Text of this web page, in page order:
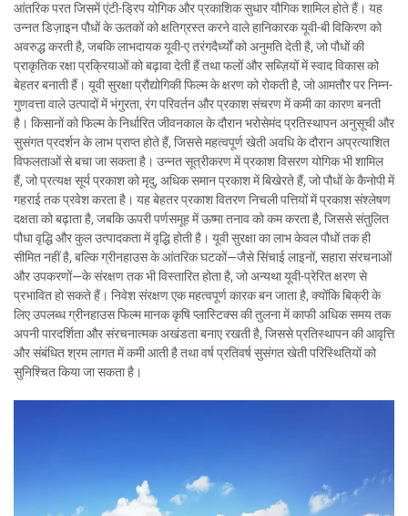
आंतरिक परत जिसमें एंटी-ड्रिप योगिक और प्रकाशिक सुधार यौगिक शामिल होते हैं। यह
उन्नत डिज़ाइन पौधों के ऊतकों को क्षतिग्रस्त करने वाले हानिकारक यूवी-बी विकिरण को
अवरुद्ध करती है, जबकि लाभदायक यूवी-ए तरंगदैर्ध्यों को अनुमति देती है, जो पौधों की
प्राकृतिक रक्षा प्रक्रियाओं को बढ़ावा देती हैं तथा फलों और सब्ज़ियों में स्वाद विकास को
बेहतर बनाती हैं। यूवी सुरक्षा प्रौद्योगिकी फिल्म के क्षरण को रोकती है, जो आमतौर पर निम्न-
गुणवत्ता वाले उत्पादों में भंगुरता, रंग परिवर्तन और प्रकाश संचरण में कमी का कारण बनती
है। किसानों को फिल्म के निर्धारित जीवनकाल के दौरान भरोसेमंद प्रतिस्थापन अनुसूची और
सुसंगत प्रदर्शन के लाभ प्राप्त होते हैं, जिससे महत्वपूर्ण खेती अवधि के दौरान अप्रत्याशित
विफलताओं से बचा जा सकता है। उन्नत सूत्रीकरण में प्रकाश विसरण योगिक भी शामिल
हैं, जो प्रत्यक्ष सूर्य प्रकाश को मृदु, अधिक समान प्रकाश में बिखेरते हैं, जो पौधों के कैनोपी में
गहराई तक प्रवेश करता है। यह बेहतर प्रकाश वितरण निचली पत्तियों में प्रकाश संश्लेषण
दक्षता को बढ़ाता है, जबकि ऊपरी पर्णसमूह में ऊष्मा तनाव को कम करता है, जिससे संतुलित
पौधा वृद्धि और कुल उत्पादकता में वृद्धि होती है। यूवी सुरक्षा का लाभ केवल पौधों तक ही
सीमित नहीं है, बल्कि ग्रीनहाउस के आंतरिक घटकों—जैसे सिंचाई लाइनों, सहारा संरचनाओं
और उपकरणों—के संरक्षण तक भी विस्तारित होता है, जो अन्यथा यूवी-प्रेरित क्षरण से
प्रभावित हो सकते हैं। निवेश संरक्षण एक महत्वपूर्ण कारक बन जाता है, क्योंकि बिक्री के
लिए उपलब्ध ग्रीनहाउस फिल्म मानक कृषि प्लास्टिक्स की तुलना में काफी अधिक समय तक
अपनी पारदर्शिता और संरचनात्मक अखंडता बनाए रखती है, जिससे प्रतिस्थापन की आवृत्ति
और संबंधित श्रम लागत में कमी आती है तथा वर्ष प्रतिवर्ष सुसंगत खेती परिस्थितियों को
सुनिश्चित किया जा सकता है।